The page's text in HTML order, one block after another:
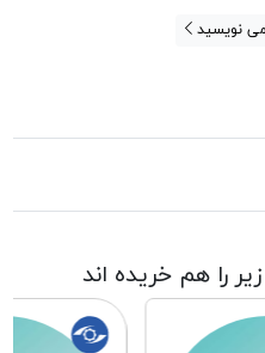
می نویسید
را هم خریده اند